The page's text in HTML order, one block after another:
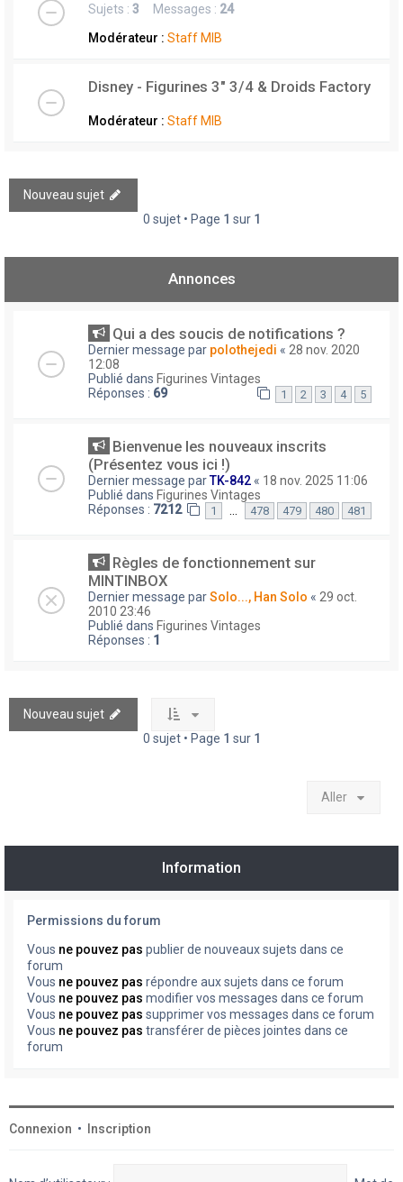
Sujets : 3 Messages : 24
Modérateur : Staff MIB
Disney - Figurines 3" 3/4 & Droids Factory
Modérateur : Staff MIB
Nouveau sujet
0 sujet • Page 1 sur 1
Annonces
Qui a des soucis de notifications ?
Dernier message par polothejedi « 28 nov. 2020
12:08
Publié dans Figurines Vintages
Réponses : 69 1 2 3 4 5
Bienvenue les nouveaux inscrits
(Présentez vous ici !)
Dernier message parTK-842 « 18 nov. 2025 11:06
Publié dans Figurines Vintages
Réponses : 7212 1 … 478 479 480 481
Règles de fonctionnement sur
MINTINBOX
Dernier message parSolo..., Han Solo « 29 oct.
2010 23:46
Publié dans Figurines Vintages
Réponses : 1
Nouveau sujet
0 sujet • Page 1 sur 1
Aller
Information
Permissions du forum
Vous ne pouvez pas publier de nouveaux sujets dans ce
forum
Vous ne pouvez pas répondre aux sujets dans ce forum
Vous ne pouvez pas modifier vos messages dans ce forum
Vous ne pouvez pas supprimer vos messages dans ce forum
Vous ne pouvez pas transférer de pièces jointes dans ce
forum
Connexion • Inscription